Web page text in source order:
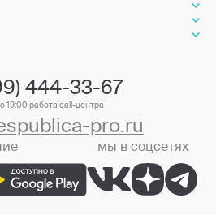
444-33-67
19:00 работа call-центра
pro.ru
мы в соцсетях